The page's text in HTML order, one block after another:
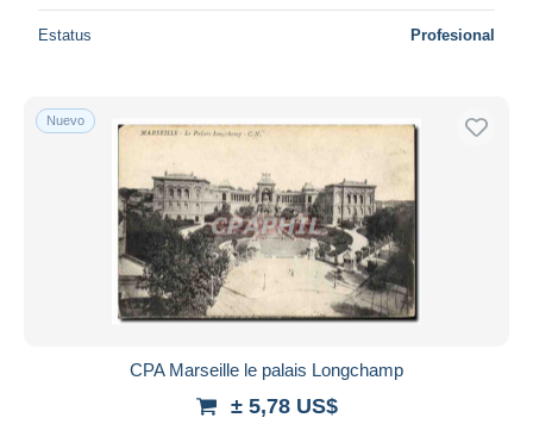
Estatus Profesional
Nuevo
CPA Marseille le palais Longchamp
± 5,78 US$